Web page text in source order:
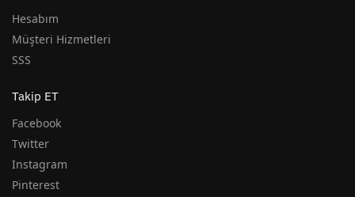
Hesabım
Müşteri Hizmetleri
SSS
Takip ET
Facebook
Twitter
Instagram
Pinterest